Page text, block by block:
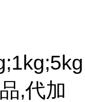
,代加